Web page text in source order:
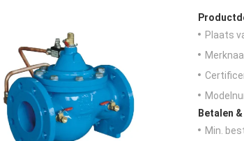
Plaats
Betalen
Min.